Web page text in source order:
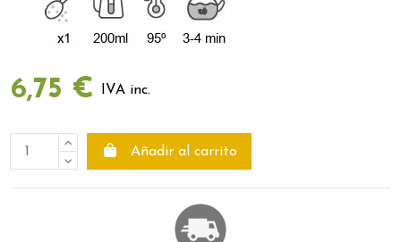
6,75 € IVA inc.
Añadir al carrito